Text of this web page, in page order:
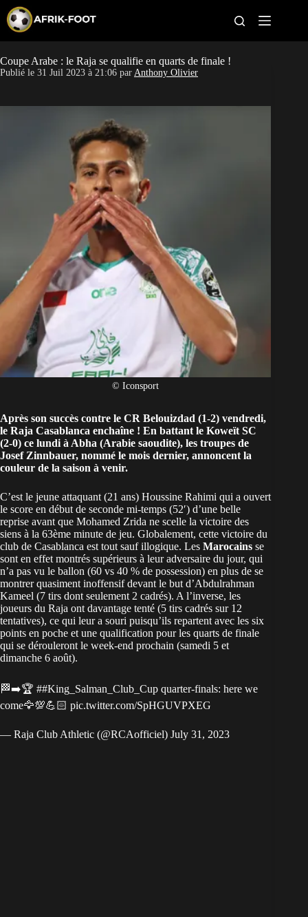
p
o
c
n
CAN féminine
Pays
Clubs
Classement
Paris sportifs
Coupe Arabe : le Raja se qualifie en quarts de finale !
Publié le 31 Juil 2023 à 21:06 par Anthony Olivier
© Iconsport
Après son succès contre le CR Belouizdad (1-2) vendredi,
le Raja Casablanca enchaîne ! En battant le Koweït SC
(2-0) ce lundi à Abha (Arabie saoudite), les troupes de
Josef Zinnbauer, nommé le mois dernier, annoncent la
couleur de la saison à venir.
C’est le jeune attaquant (21 ans) Houssine Rahimi qui a ouvert
le score en début de seconde mi-temps (52′) d’une belle
reprise avant que Mohamed Zrida ne scelle la victoire des
siens à la 63ème minute de jeu. Globalement, cette victoire du
club de Casablanca est tout sauf illogique. Les Marocains se
sont en effet montrés supérieurs à leur adversaire du jour, qui
n’a pas vu le ballon (60 vs 40 % de possession) en plus de se
montrer quasiment inoffensif devant le but d’Abdulrahman
Kameel (7 tirs dont seulement 2 cadrés). A l’inverse, les
joueurs du Raja ont davantage tenté (5 tirs cadrés sur 12
tentatives), ce qui leur a souri puisqu’ils repartent avec les six
points en poche et une qualification pour les quarts de finale
qui se dérouleront le week-end prochain (samedi 5 et
dimanche 6 août).
🏁➡️🏆 ##King_Salman_Club_Cup quarter-finals: here we
come🦅💯💪🏻 pic.twitter.com/SpHGUVPXEG
— Raja Club Athletic (@RCAofficiel) July 31, 2023